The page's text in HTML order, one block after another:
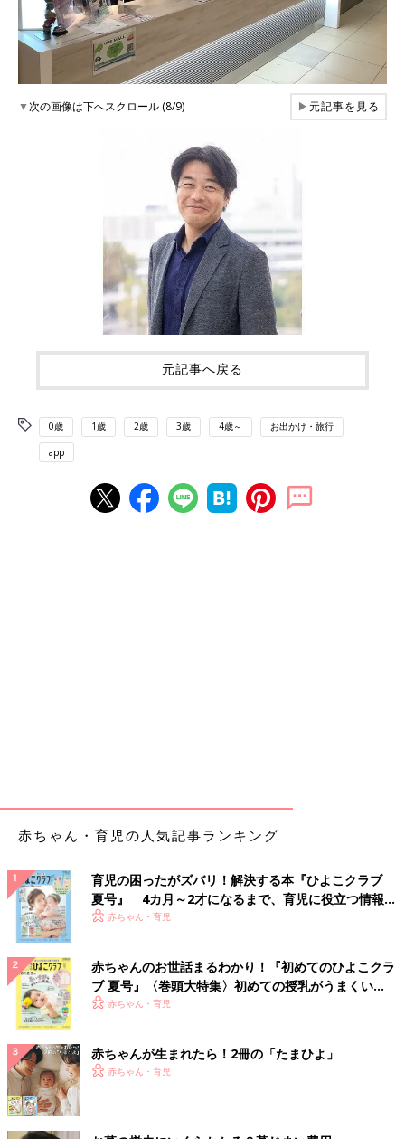
▼次の画像は下へスクロール (8/9) ▶元記事を見る
元記事へ戻る
0歳 1歳 2歳 3歳 4歳～ お出かけ・旅行
app
赤ちゃん・育児の人気記事ランキング
育児の困ったがズバリ！解決する本『ひよこクラブ
夏号』 4カ月～2才になるまで、育児に役立つ情報が
いっぱい！
赤ちゃん・育児
赤ちゃんのお世話まるわかり！『初めてのひよこクラ
ブ 夏号』〈巻頭大特集〉初めての授乳がうまくい
く！ おっぱい・ミルクの基本と夏のトラブル 解決テ
赤ちゃん・育児
赤ちゃんが生まれたら！2冊の「たまひよ」
赤ちゃん・育児